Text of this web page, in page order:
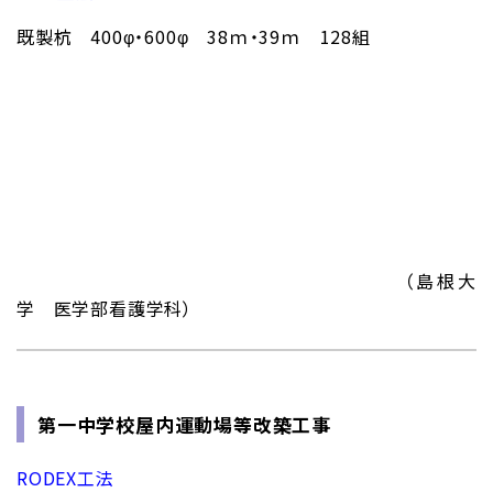
既製杭 400φ・600φ 38ｍ・39ｍ 128組
（島根大
学 医学部看護学科）
第一中学校屋内運動場等改築工事
RODEX工法